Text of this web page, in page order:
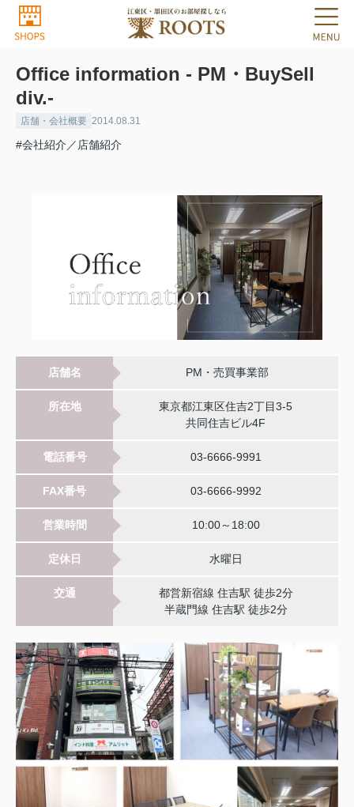
Office information - PM・BuySell
div.-
店舗・会社概要 2014.08.31
#会社紹介／店舗紹介
店舗名 PM・売買事業部
所在地
東京都江東区住吉2丁目3-5
共同住吉ビル4F
電話番号 03-6666-9991
FAX番号 03-6666-9992
営業時間 10:00～18:00
定休日 水曜日
交通
都営新宿線 住吉駅 徒歩2分
半蔵門線 住吉駅 徒歩2分